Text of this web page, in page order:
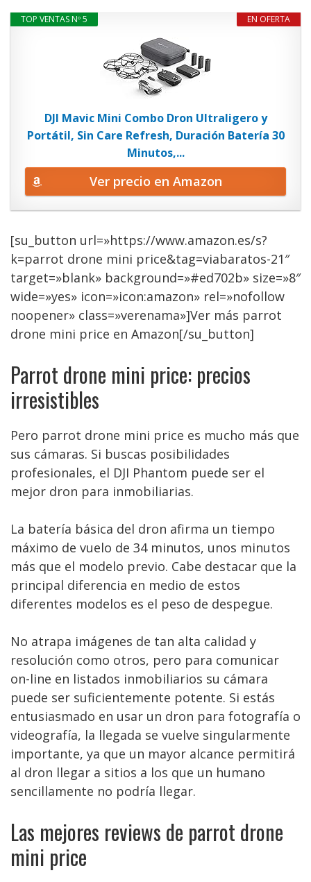
EN OFERTA
TOP VENTAS Nº 5
DJI Mavic Mini Combo Dron Ultraligero y
Portátil, Sin Care Refresh, Duración Batería 30
Minutos,...
Ver precio en Amazon
[su_button url=»https://www.amazon.es/s?
k=parrot drone mini price&tag=viabaratos-21″
target=»blank» background=»#ed702b» size=»8″
wide=»yes» icon=»icon:amazon» rel=»nofollow
noopener» class=»verenama»]Ver más parrot
drone mini price en Amazon[/su_button]
Parrot drone mini price: precios
irresistibles
Pero parrot drone mini price es mucho más que
sus cámaras. Si buscas posibilidades
profesionales, el DJI Phantom puede ser el
mejor dron para inmobiliarias.
La batería básica del dron afirma un tiempo
máximo de vuelo de 34 minutos, unos minutos
más que el modelo previo. Cabe destacar que la
principal diferencia en medio de estos
diferentes modelos es el peso de despegue.
No atrapa imágenes de tan alta calidad y
resolución como otros, pero para comunicar
on-line en listados inmobiliarios su cámara
puede ser suficientemente potente. Si estás
entusiasmado en usar un dron para fotografía o
videografía, la llegada se vuelve singularmente
importante, ya que un mayor alcance permitirá
al dron llegar a sitios a los que un humano
sencillamente no podría llegar.
Las mejores reviews de parrot drone
mini price